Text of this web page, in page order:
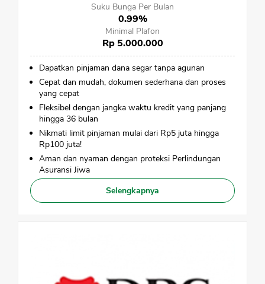
Suku Bunga Per Bulan
0.99%
Minimal Plafon
Rp 5.000.000
Dapatkan pinjaman dana segar tanpa agunan
Cepat dan mudah, dokumen sederhana dan proses
yang cepat
Fleksibel dengan jangka waktu kredit yang panjang
hingga 36 bulan
Nikmati limit pinjaman mulai dari Rp5 juta hingga
Rp100 juta!
Aman dan nyaman dengan proteksi Perlindungan
Asuransi Jiwa
Selengkapnya
OK
CANCEL